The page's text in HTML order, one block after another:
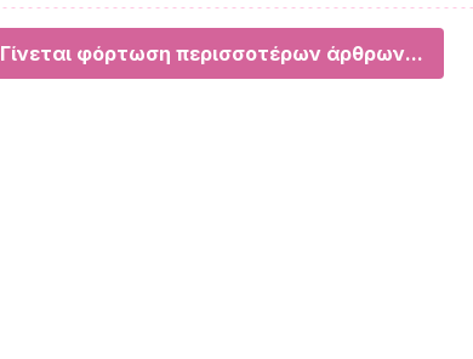
Γίνεται φόρτωση περισσοτέρων άρθρων...